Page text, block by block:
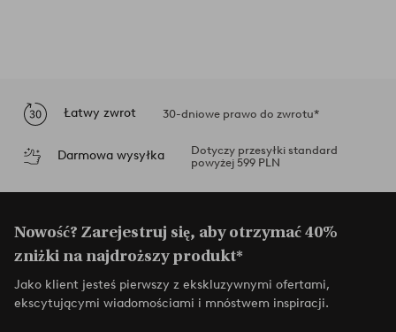
Łatwy zwrot 30-dniowe prawo do zwrotu*
Darmowa wysyłka
Dotyczy przesyłki standard
powyżej 599 PLN
Nowość? Zarejestruj się, aby otrzymać 40%
zniżki na najdroższy produkt*
Jako klient jesteś pierwszy z ekskluzywnymi ofertami,
ekscytującymi wiadomościami i mnóstwem inspiracji.